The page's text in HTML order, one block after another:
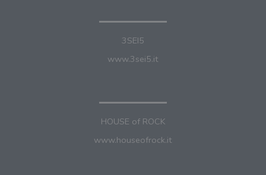
3SEI5
www.3sei5.it
HOUSE of ROCK
www.houseofrock.it